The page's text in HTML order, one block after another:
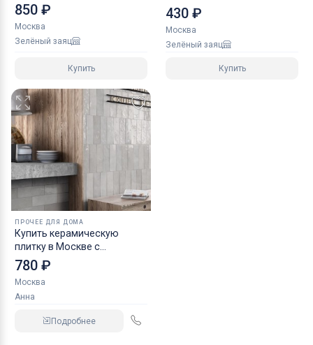
850 ₽
Москва
Зелёный заяц
Купить
430 ₽
Москва
Зелёный заяц
Купить
ПРОЧЕЕ ДЛЯ ДОМА
Купить керамическую
плитку в Москве с
доставкой по области и
России
780 ₽
Москва
Анна
Подробнее